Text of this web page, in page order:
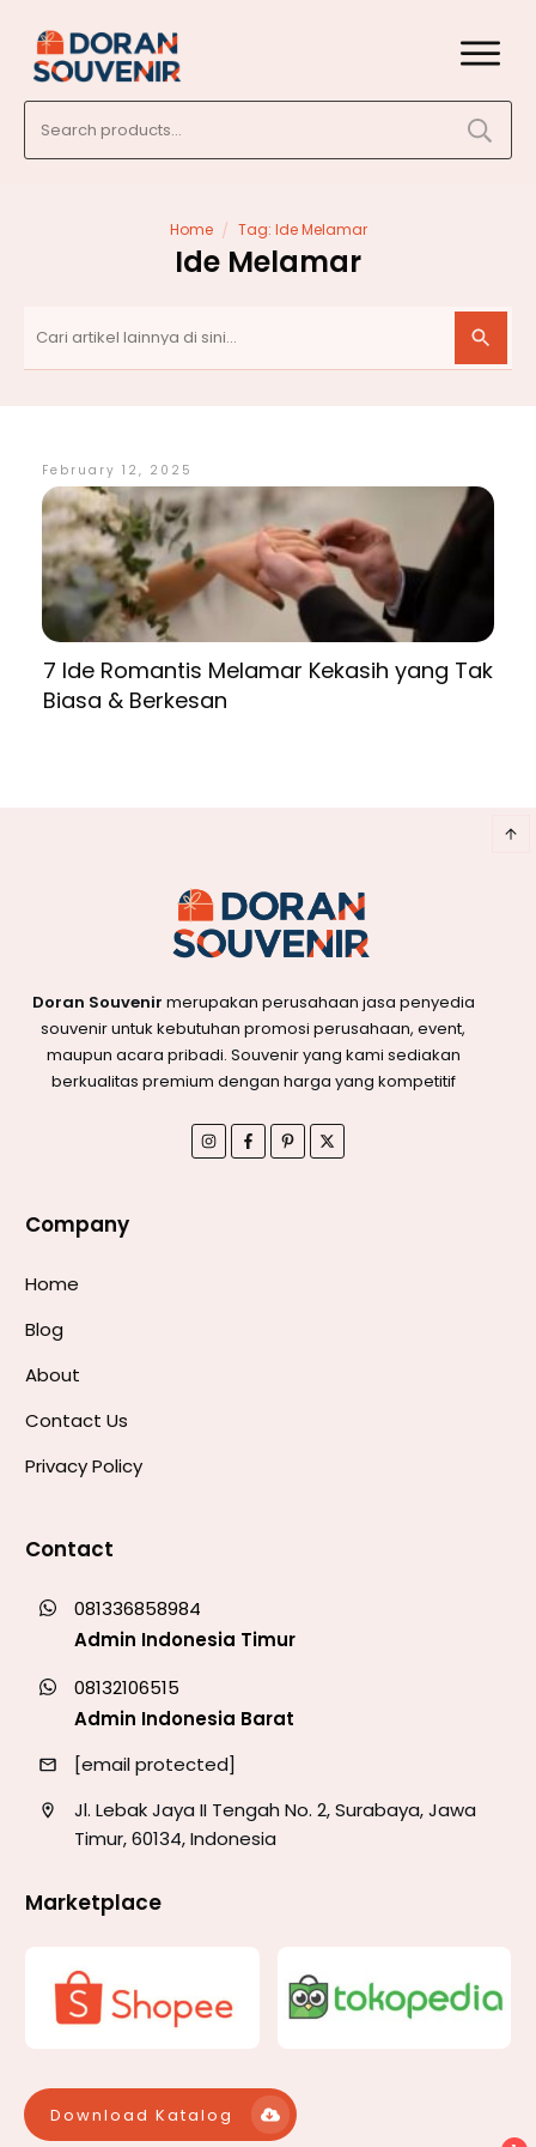
for:
Home / Tag: Ide Melamar
Ide Melamar
February 12, 2025
7 Ide Romantis Melamar Kekasih yang Tak
Biasa & Berkesan
Doran Souvenir merupakan perusahaan jasa penyedia
souvenir untuk kebutuhan promosi perusahaan, event,
maupun acara pribadi. Souvenir yang kami sediakan
berkualitas premium dengan harga yang kompetitif
Company
Home
Blog
About
Contact Us
Privacy Policy
Contact
081336858984
Admin Indonesia Timur
08132106515
Admin Indonesia Barat
[email protected]
Jl. Lebak Jaya II Tengah No. 2, Surabaya, Jawa
Timur, 60134, Indonesia
Marketplace
Download Katalog